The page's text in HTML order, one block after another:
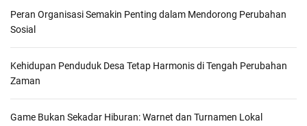
Peran Organisasi Semakin Penting dalam Mendorong Perubahan
Sosial
Kehidupan Penduduk Desa Tetap Harmonis di Tengah Perubahan
Zaman
Game Bukan Sekadar Hiburan: Warnet dan Turnamen Lokal